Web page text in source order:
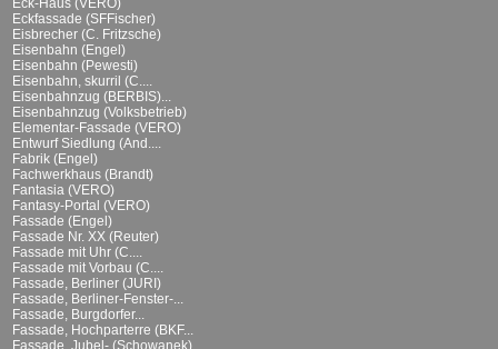
Eck-Haus (VERO)
Eckfassade (SFFischer)
Eisbrecher (C. Fritzsche)
Eisenbahn (Engel)
Eisenbahn (Pewesti)
Eisenbahn, skurril (C....
Eisenbahnzug (BERBIS)...
Eisenbahnzug (Volksbetrieb)
Elementar-Fassade (VERO)
Entwurf Siedlung (And....
Fabrik (Engel)
Fachwerkhaus (Brandt)
Fantasia (VERO)
Fantasy-Portal (VERO)
Fassade (Engel)
Fassade Nr. XX (Reuter)
Fassade mit Uhr (C....
Fassade mit Vorbau (C....
Fassade, Berliner (JURI)
Fassade, Berliner-Fenster-...
Fassade, Burgdorfer...
Fassade, Hochparterre (BKF...
Fassade, Jubel- (Schowanek)